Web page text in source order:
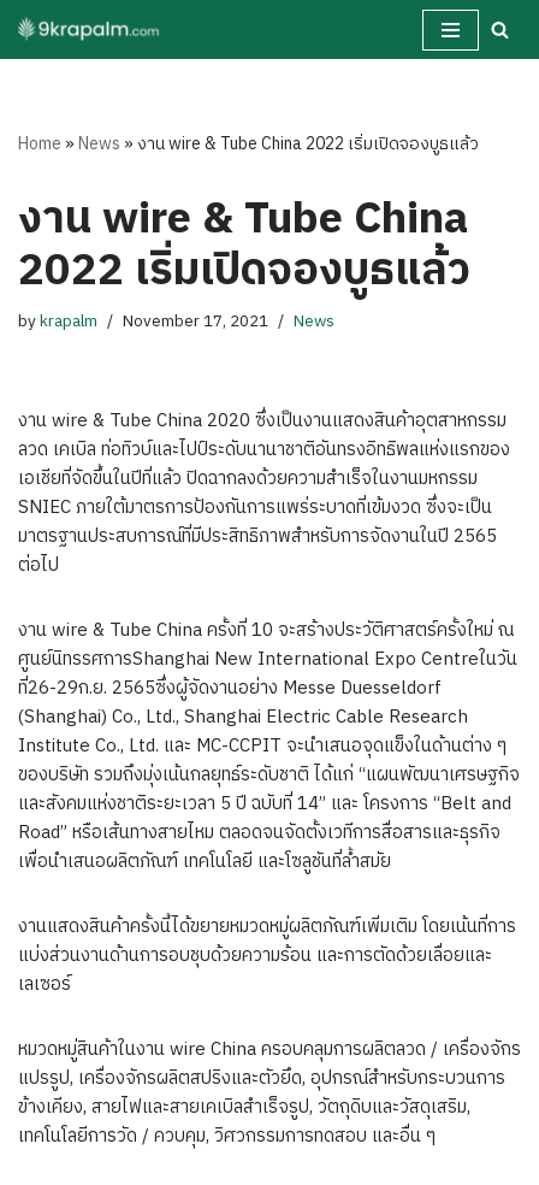
Skip
Home »News » งาน wire & Tube China 2022 เริ่มเปิดจองบูธแล้ว
งาน wire & Tube China
2022 เริ่มเปิดจองบูธแล้ว
bykrapalm November 17, 2021 News
งาน wire & Tube China 2020 ซึ่งเป็นงานแสดงสินค้าอุตสาหกรรม
ลวด เคเบิล ท่อทิวบ์และไปป์ระดับนานาชาติอันทรงอิทธิพลแห่งแรกของ
เอเชียที่จัดขึ้นในปีที่แล้ว ปิดฉากลงด้วยความสำเร็จในงานมหกรรม
SNIEC ภายใต้มาตรการป้องกันการแพร่ระบาดที่เข้มงวด ซึ่งจะเป็น
มาตรฐานประสบการณ์ที่มีประสิทธิภาพสำหรับการจัดงานในปี 2565
ต่อไป
งาน wire & Tube China ครั้งที่ 10 จะสร้างประวัติศาสตร์ครั้งใหม่ ณ
ศูนย์นิทรรศการShanghai New International Expo Centreในวัน
ที่26-29ก.ย. 2565ซึ่งผู้จัดงานอย่าง Messe Duesseldorf
(Shanghai) Co., Ltd., Shanghai Electric Cable Research
Institute Co., Ltd. และ MC-CCPIT จะนำเสนอจุดแข็งในด้านต่าง ๆ
ของบริษัท รวมถึงมุ่งเน้นกลยุทธ์ระดับชาติ ได้แก่ “แผนพัฒนาเศรษฐกิจ
และสังคมแห่งชาติระยะเวลา 5 ปี ฉบับที่ 14” และ โครงการ “Belt and
Road” หรือเส้นทางสายไหม ตลอดจนจัดตั้งเวทีการสื่อสารและธุรกิจ
เพื่อนำเสนอผลิตภัณฑ์ เทคโนโลยี และโซลูชันที่ล้ำสมัย
งานแสดงสินค้าครั้งนี้ได้ขยายหมวดหมู่ผลิตภัณฑ์เพิ่มเติม โดยเน้นที่การ
แบ่งส่วนงานด้านการอบชุบด้วยความร้อน และการตัดด้วยเลื่อยและ
เลเซอร์
หมวดหมู่สินค้าในงาน wire China ครอบคลุมการผลิตลวด / เครื่องจักร
แปรรูป, เครื่องจักรผลิตสปริงและตัวยึด, อุปกรณ์สำหรับกระบวนการ
ข้างเคียง, สายไฟและสายเคเบิลสำเร็จรูป, วัตถุดิบและวัสดุเสริม,
เทคโนโลยีการวัด / ควบคุม, วิศวกรรมการทดสอบ และอื่น ๆ